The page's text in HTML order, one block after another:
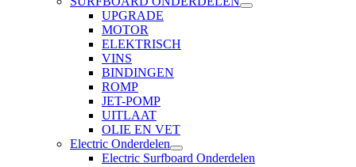
UPGRADE
MOTOR
ELEKTRISCH
VINS
BINDINGEN
ROMP
JET-POMP
UITLAAT
OLIE EN VET
Electric Onderdelen
Electric Surfboard Onderdelen